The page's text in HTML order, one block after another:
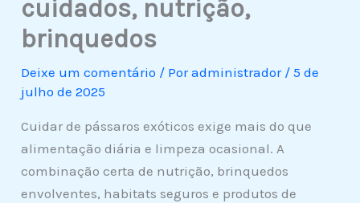
cuidados, nutrição,
brinquedos
Deixe um comentário / Poradministrador /5 de
julho de 2025
Cuidar de pássaros exóticos exige mais do que
alimentação diária e limpeza ocasional. A
combinação certa de nutrição, brinquedos
envolventes, habitats seguros e produtos de